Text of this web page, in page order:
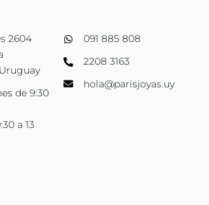
2604
de 9:30
a 13
091 885 808
2208 3163
hola@parisjoyas.uy